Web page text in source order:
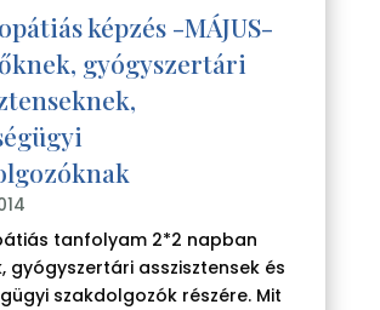
képzés -MÁJUS-
gyógyszertári
tanfolyam 2*2 napban
gyógyszertári asszisztensek és
szakdolgozók részére. Mit